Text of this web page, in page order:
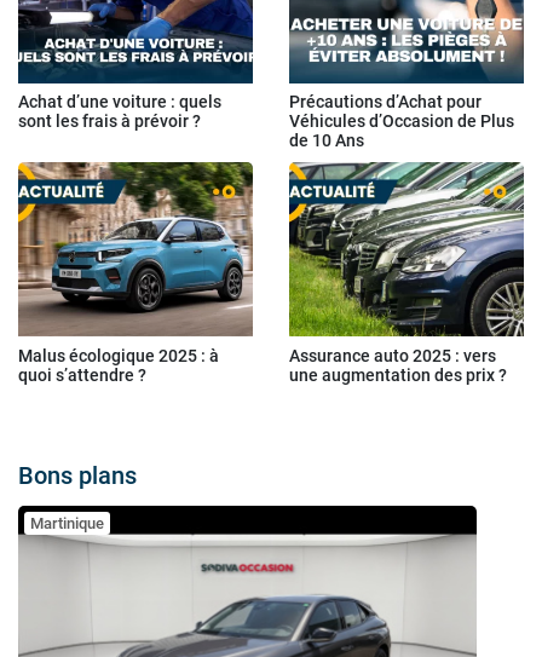
Achat d’une voiture : quels
sont les frais à prévoir ?
Précautions d’Achat pour
Véhicules d’Occasion de Plus
de 10 Ans
Malus écologique 2025 : à
quoi s’attendre ?
Assurance auto 2025 : vers
une augmentation des prix ?
Bons plans
Martinique